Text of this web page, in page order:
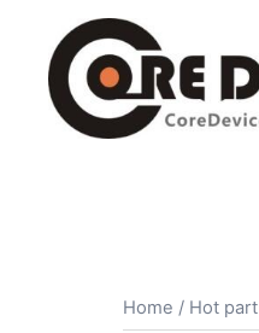
Home / Hot part